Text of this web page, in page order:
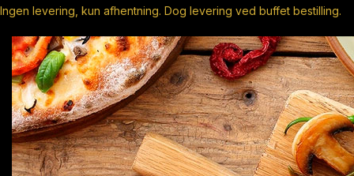
Ingen levering, kun afhentning. Dog levering ved buffet bestilling.